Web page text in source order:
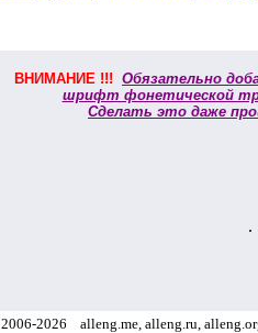
ВНИМАНИЕ !!! Обязательно
шрифт фонетической
Сделать это даже
.
2006-2026 alleng.me, alleng.ru,